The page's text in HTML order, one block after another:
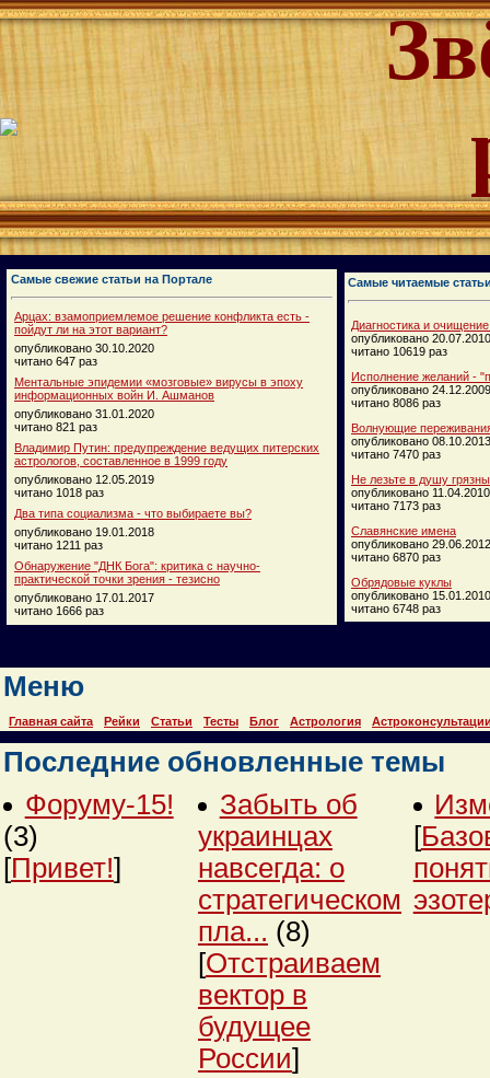
Самые свежие статьи на Портале
Арцах: взамоприемлемое решение конфликта есть -
пойдут ли на этот вариант?
опубликовано 30.10.2020
читано 647 раз
Ментальные эпидемии «мозговые» вирусы в эпоху
информационных войн И. Ашманов
опубликовано 31.01.2020
читано 821 раз
Владимир Путин: предупреждение ведущих питерских
астрологов, составленное в 1999 году
опубликовано 12.05.2019
читано 1018 раз
Два типа социализма - что выбираете вы?
опубликовано 19.01.2018
читано 1211 раз
Обнаружение "ДНК Бога": критика с научно-
практической точки зрения - тезисно
опубликовано 17.01.2017
читано 1666 раз
Самые читаемые
Диагностика и
опубликовано 20.07.2010
читано 10619 раз
Исполнение желаний -
опубликовано 24.12.2009
читано 8086 раз
Волнующие
опубликовано 08.10.2013
читано 7470 раз
Не лезьте в душу
опубликовано 11.04.2010
читано 7173 раз
Славянские имена
опубликовано 29.06.2012
читано 6870 раз
Обрядовые куклы
опубликовано 15.01.2010
читано 6748 раз
Меню
Главная сайта Рейки Статьи Тесты Блог Астрология
Последние обновленные темы
Форуму-15!
(3)
[Привет!]
Забыть об
украинцах
навсегда: о
стратегическом
пла... (8)
[Отстраиваем
вектор в
будущее
России]
[